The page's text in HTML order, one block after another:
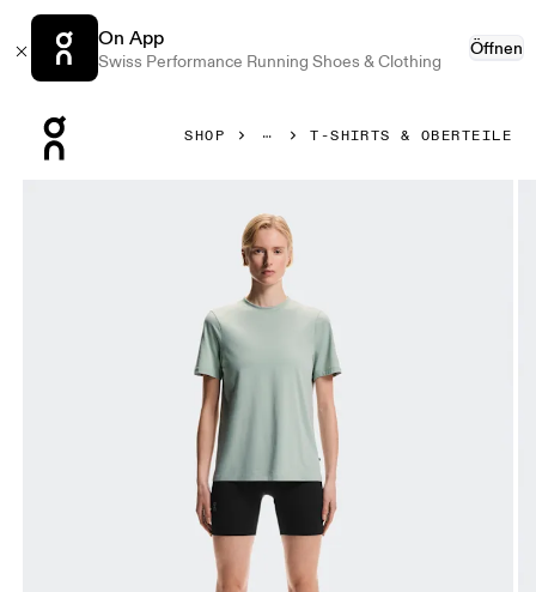
On App
Swiss Performance Running Shoes & Clothing
Öffnen
SHOP T-SHIRTS & OBERTEILE